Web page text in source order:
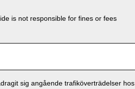
is not responsible for fines or fees
sig angående trafiköverträdelser hos